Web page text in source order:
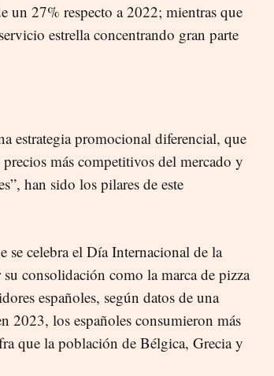
un 27% respecto a 2022; mientras que
estrella concentrando gran parte
estrategia promocional diferencial, que
más competitivos del mercado y
han sido los pilares de este
se celebra el Día Internacional de la
consolidación como la marca de pizza
españoles, según datos de una
2023, los españoles consumieron más
que la población de Bélgica, Grecia y